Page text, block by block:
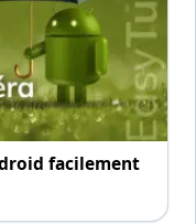
facilement